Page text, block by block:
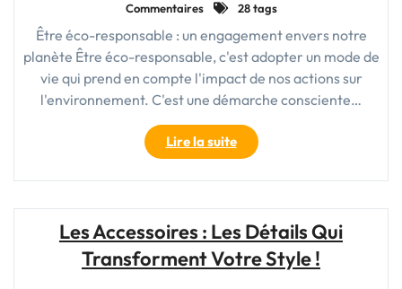
Commentaires
28 tags
Être éco-responsable : un engagement envers notre
planète Être éco-responsable, c'est adopter un mode de
vie qui prend en compte l'impact de nos actions sur
l'environnement. C'est une démarche consciente…
Lire la suite"Vivre
éco-
responsable
Engageons-
nous
pour
Les Accessoires : Les Détails Qui
Transforment Votre Style !